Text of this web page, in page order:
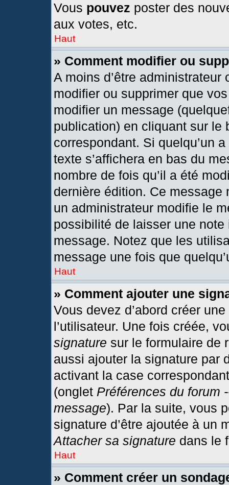
Vous pouvez poster des
aux votes, etc.
Haut
» Comment modifier ou
A moins d’être
modifier ou supprimer que
modifier un message
publication) en cliquant sur le
correspondant. Si quelqu’un
texte s’affichera en bas du
nombre de fois qu’il a été
dernière édition. Ce message
un administrateur modifie le
possibilité de laisser une
message. Notez que les
message une fois que
Haut
» Comment ajouter une
Vous devez d’abord créer
l’utilisateur. Une fois créée,
signature sur le formulaire de
aussi ajouter la signature par
activant la case
(onglet Préférences du forum
message). Par la suite, vous
signature d’être ajoutée à un
Attacher sa signature dans le
Haut
» Comment créer un